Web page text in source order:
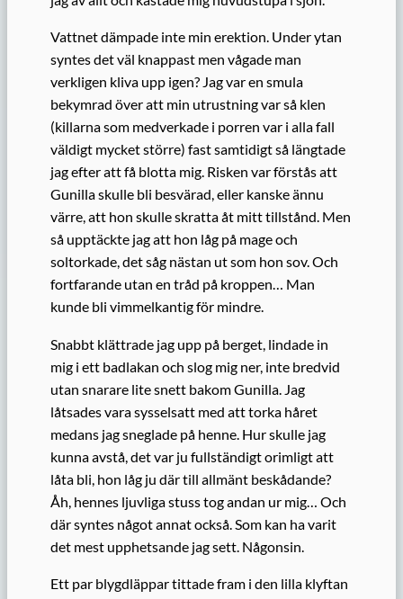
Vattnet dämpade inte min erektion. Under ytan
syntes det väl knappast men vågade man
verkligen kliva upp igen? Jag var en smula
bekymrad över att min utrustning var så klen
(killarna som medverkade i porren var i alla fall
väldigt mycket större) fast samtidigt så längtade
jag efter att få blotta mig. Risken var förstås att
Gunilla skulle bli besvärad, eller kanske ännu
värre, att hon skulle skratta åt mitt tillstånd. Men
så upptäckte jag att hon låg på mage och
soltorkade, det såg nästan ut som hon sov. Och
fortfarande utan en tråd på kroppen… Man
kunde bli vimmelkantig för mindre.
Snabbt klättrade jag upp på berget, lindade in
mig i ett badlakan och slog mig ner, inte bredvid
utan snarare lite snett bakom Gunilla. Jag
låtsades vara sysselsatt med att torka håret
medans jag sneglade på henne. Hur skulle jag
kunna avstå, det var ju fullständigt orimligt att
låta bli, hon låg ju där till allmänt beskådande?
Åh, hennes ljuvliga stuss tog andan ur mig… Och
där syntes något annat också. Som kan ha varit
det mest upphetsande jag sett. Någonsin.
Ett par blygdläppar tittade fram i den lilla klyftan